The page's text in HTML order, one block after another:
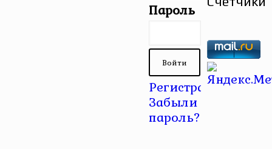
Пароль
Регистрация |
Забыли
пароль?